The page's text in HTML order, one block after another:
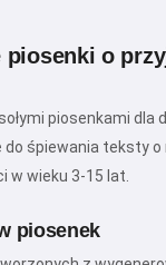
piosenki o
piosenkami dla
do śpiewania teksty
w wieku 3-15 lat.
piosenek